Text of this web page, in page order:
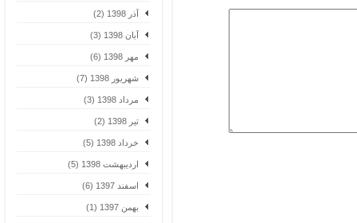
آذر 1398 (2)
آبان 1398 (3)
مهر 1398 (6)
شهریور 1398 (7)
مرداد 1398 (3)
تیر 1398 (2)
خرداد 1398 (5)
اردیبهشت 1398 (5)
اسفند 1397 (6)
بهمن 1397 (1)